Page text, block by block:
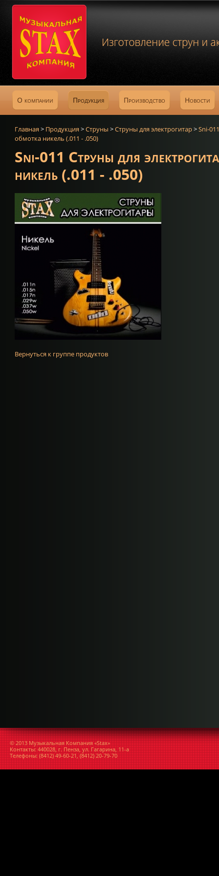
О компании Продукция Производство Новости
Главная > Продукция >Струны >Струны для электрогитар>Sni-
обмотка никель (.011 - .050)
Sni-011 Струны для
никель (.011 - .050)
Вернуться к группе продуктов
© 2013 Музыкальная Компания «Stax»
Контакты: 440028, г. Пенза, ул. Гагарина, 11-а
Телефоны: (8412) 49-60-21, (8412) 20-79-70